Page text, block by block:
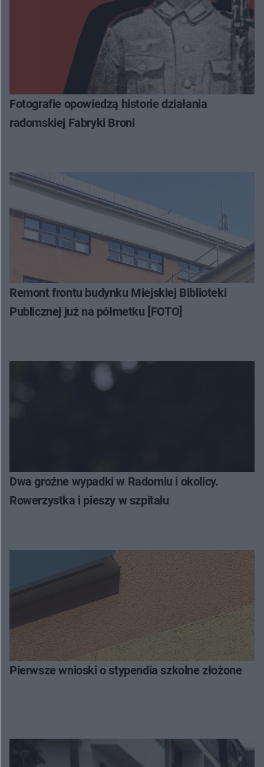
Fotografie opowiedzą historie działania
radomskiej Fabryki Broni
Remont frontu budynku Miejskiej Biblioteki
Publicznej już na półmetku [FOTO]
Dwa groźne wypadki w Radomiu i okolicy.
Rowerzystka i pieszy w szpitalu
Pierwsze wnioski o stypendia szkolne złożone